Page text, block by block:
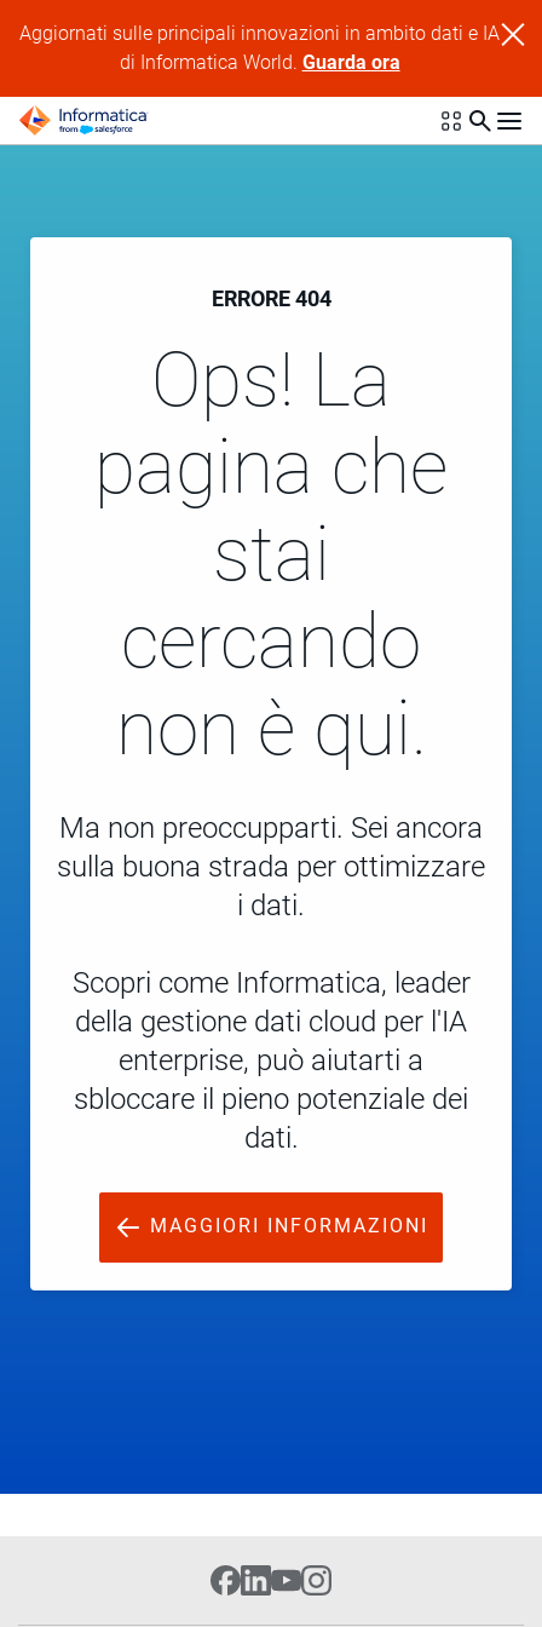
Aggiornati sulle principali innovazioni in ambito dati e IA
di Informatica World. Guarda ora
ERRORE 404
Ops! La
pagina che
stai
cercando
non è qui.
Ma non preoccupparti. Sei ancora
sulla buona strada per ottimizzare
i dati.
Scopri come Informatica, leader
della gestione dati cloud per l'IA
enterprise, può aiutarti a
sbloccare il pieno potenziale dei
dati.
MAGGIORI INFORMAZIONI